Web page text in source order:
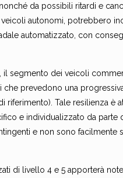
da possibili ritardi e
autonomi, potrebbero
automatizzato, con
segmento dei veicoli
che prevedono una
Tale resilienza è
e individualizzato da parte
e non sono facilmente
di livello 4 e 5 apporterà